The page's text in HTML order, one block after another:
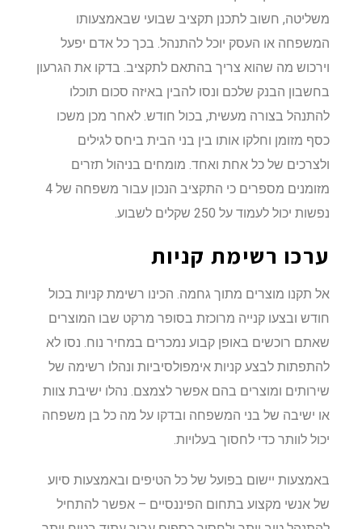
משליטה, חשוב לתכנן תקציב שבועי שבאמצעותו
המשפחה או העסק יוכל להתנהל. בכך כל אדם יפעל
וירכוש מה שהוא צריך בהתאם לתקציב. בדקו את הגרעון
בחשבון הבנק שלכם ונסו להבין באיזה סכום תוכלו
להתנהל בצורה מעשית, בכול חודש. לאחר מכן משכו
כסף מזומן וחלקו אותו בין בני הבית ביחס לגילים
ולצרכים של כל אחת ואחד. מומחים בניהול תזרים
מזומנים מספרים כי התקציב הנכון עבור משפחה של 4
נפשות יכול לעמוד על 250 שקלים לשבוע.
ערכו רשימת קניות
אל תקנו מוצרים מתוך גחמה. הכינו רשימת קניות בכול
חודש ובצעו קנייה מרוכזת בסופר מרקט שבו המוצרים
שאתם רוכשים באופן קבוע נמכרים במחיר נוח. נסו לא
להתפתות לבצע קניות אימפולסיביות ונהלו רשימה של
שירותים ומוצרים בהם אפשר לצמצם. נהלו ישיבת צוות
או ישיבה של בני המשפחה ובדקו על מה כל בן משפחה
יכול לוותר כדי לחסוך בעלויות.
באמצעות יישום בפועל של כל הטיפים ובאמצעות סיוע
של אנשי מקצוע בתחום הפיננסיים – אפשר להתחיל